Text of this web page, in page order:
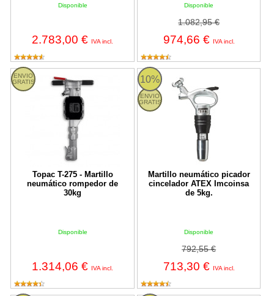
Disponible
2.783,00 € IVA incl.
Disponible
1.082,95 €
974,66 € IVA incl.
ENVIO
GRATIS
Topac T-275 - Martillo
neumático rompedor de
30kg
Disponible
1.314,06 € IVA incl.
Topac T-275 - Martillo neumático rompedor de 30kg
10%
ENVIO
GRATIS
Martillo neumático picador
cincelador ATEX Imcoinsa
de 5kg.
Disponible
792,55 €
713,30 € IVA incl.
Martillo neumático picador